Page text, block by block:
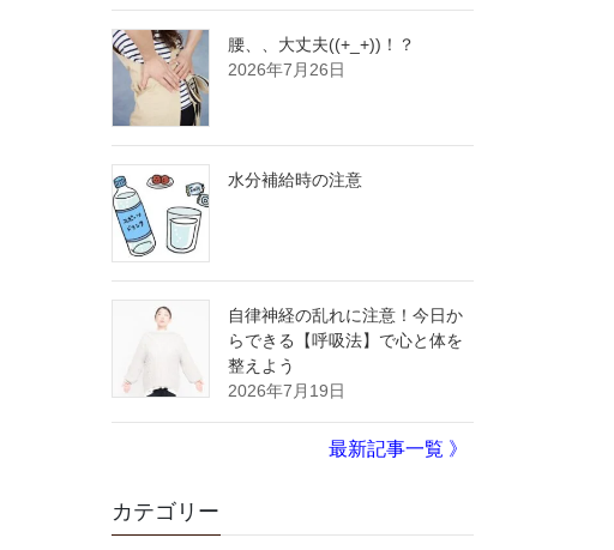
腰、、大丈夫((+_+))！？
2026年7月26日
水分補給時の注意
自律神経の乱れに注意！今日か
らできる【呼吸法】で心と体を
整えよう
2026年7月19日
最新記事一覧 》
カテゴリー